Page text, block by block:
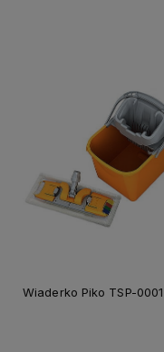
Wiaderko Piko TSP-0001